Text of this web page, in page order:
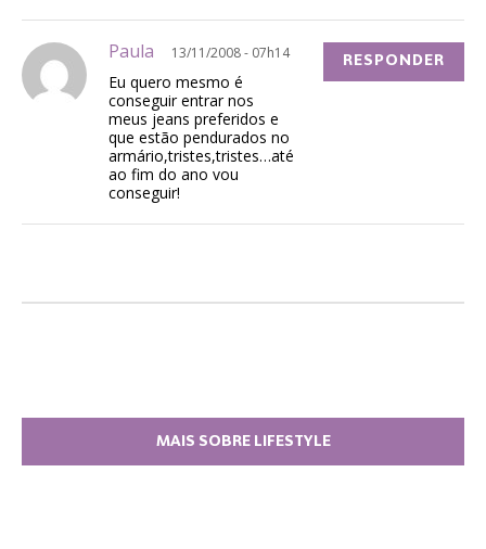
Paula 13/11/2008 - 07h14
Eu quero mesmo é
conseguir entrar nos
meus jeans preferidos e
que estão pendurados no
armário,tristes,tristes…até
ao fim do ano vou
conseguir!
RESPONDER
MAIS SOBRE LIFESTYLE